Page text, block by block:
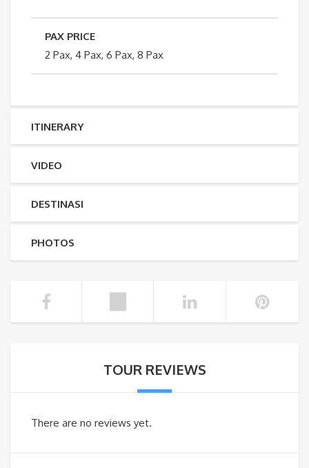
PAX PRICE
2 Pax, 4 Pax, 6 Pax, 8 Pax
ITINERARY
VIDEO
DESTINASI
PHOTOS
TOUR REVIEWS
There are no reviews yet.